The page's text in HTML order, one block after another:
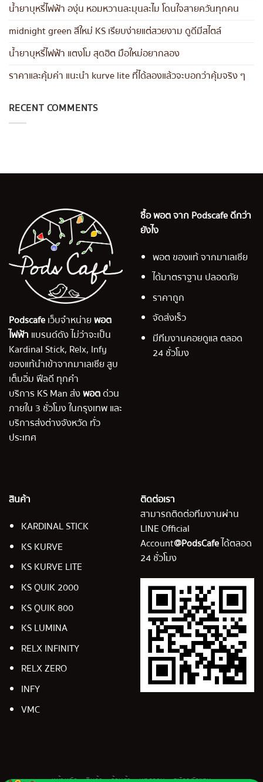
น้ำยาบุหรี่ไฟฟ้า องุ่น หอมหวานละมุนละไม โดนใจสายควันทุกคน
midnight green สีใหม่ KS เรียบง่ายแต่สวยงาม ดูดีมีสไตล์
น้ำยาบุหรี่ไฟฟ้า แตงโม สุดฮิต มือใหม่อยากลอง
ราคาและคุ้มค่า แนะนำ kurve lite ที่ได้ลองแล้วจะบอกว่าคุ้มจริง ๆ
RECENT COMMENTS
Podscafeเว็บจำหน่ายพอต
ไฟฟ้า แบรนด์ดัง ไม่ว่าจะเป็น
Kardinal Stick, Relx, Infy
ของแท้นำเข้าจากมาเลเซีย สูบ
เต็มอิ่ม ฟีลดี ทุกคำ
บริการ KS Man ส่งพอตด่วน
ภายใน 3 ชั่วโมง ในกรุงเทพ และ
บริการส่งต่างจังหวัด ทั่ว
ประเทศ
ซื้อ พอต จาก Podscafe ดีกว่า
ยังไง
พอต ของแท้ จากมาเลเซีย
ได้มาตราฐาน ปลอดภัย
ราคาถูก
จัดส่งเร็ว
มีทีมงานคอยดูแล ตลอด
24 ชั่วโมง
สินค้า
KARDINAL STICK
KS KURVE
KS KURVE LITE
KS QUIK 2000
KS QUIK 800
KS LUMINA
RELX INFINITY
RELX ZERO
INFY
VMC
ติดต่อเรา
สามารถติดต่อทีมงานผ่าน
LINE Official
Account@PodsCafeได้ตลอด
24 ชั่วโมง